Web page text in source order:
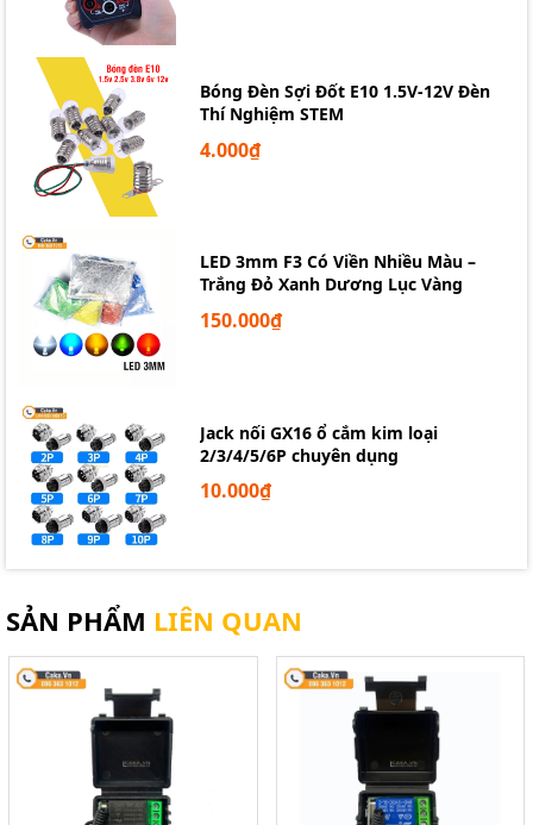
Mạch tạo thời gian trễ NE555 5V
đóng ngắt relay
CÁC BẠN CẦN XIN HÃY LIÊN HỆ THEO CÁC THÔNG
TIN SAU.
LINH KIỆN ĐIỆN TỬ TPHCM
Địa Chỉ: Số 40/12 Lữ Gia - Phường 15 - Quận 11 - HCM
Điện Thoại: 0963631012 - 0898404333
Website: https://caka.vn/
Bóng Đèn Sợi Đốt E10 1.5V-12V Đèn
Thí Nghiệm STEM
4.000₫
LED 3mm F3 Có Viền Nhiều Màu –
Trắng Đỏ Xanh Dương Lục Vàng
150.000₫
Jack nối GX16 ổ cắm kim loại
2/3/4/5/6P chuyên dụng
10.000₫
SẢN PHẨM LIÊN QUAN